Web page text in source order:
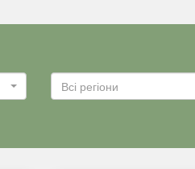
Всі регіони